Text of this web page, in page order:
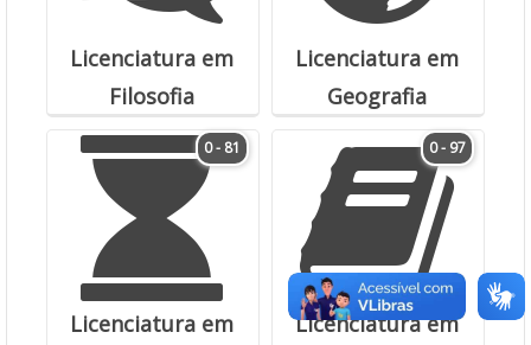
Licenciatura em
Filosofia
Licenciatura em
Geografia
0 - 81
Licenciatura em
0 - 97
Licenciatura em